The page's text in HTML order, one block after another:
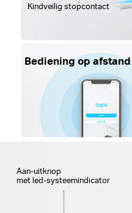
Kindveilig stopcontact
Bediening op afstand
Aan-uitknop
met led-systeemindicator